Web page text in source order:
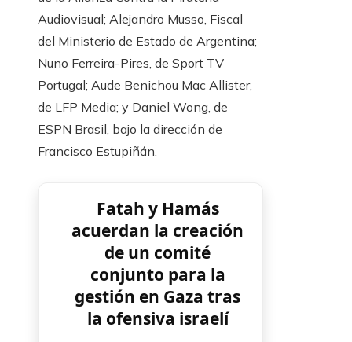
Audiovisual; Alejandro Musso, Fiscal
del Ministerio de Estado de Argentina;
Nuno Ferreira-Pires, de Sport TV
Portugal; Aude Benichou Mac Allister,
de LFP Media; y Daniel Wong, de
ESPN Brasil, bajo la dirección de
Francisco Estupiñán.
Fatah y Hamás
acuerdan la creación
de un comité
conjunto para la
gestión en Gaza tras
la ofensiva israelí